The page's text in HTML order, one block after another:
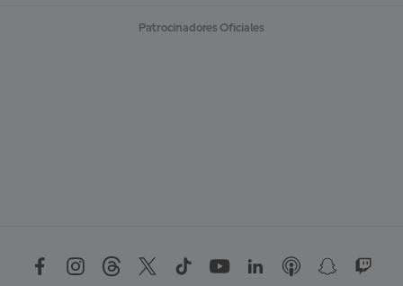
Patrocinadores Oficiales